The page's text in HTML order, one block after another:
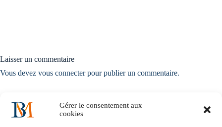
Gérer le consentement aux
cookies
Laisser un commentaire
Vous devez vous connecterpour publier un commentaire.